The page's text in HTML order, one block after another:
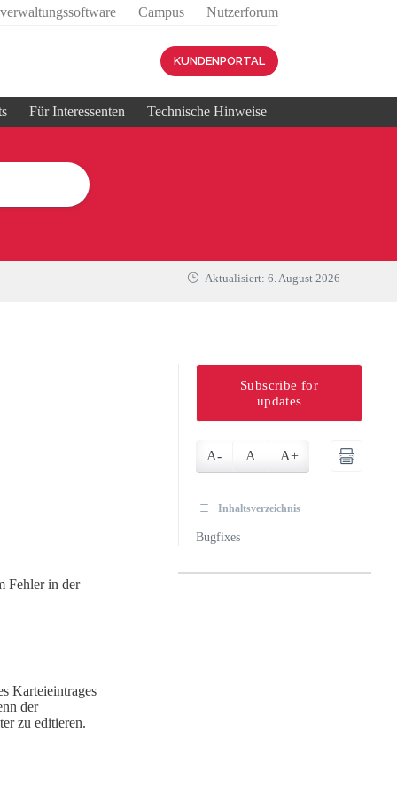
Campus Nutzerforum
KUNDENPORTAL
Für Interessenten Technische Hinweise
Aktualisiert: 6. August 2026
Fehler in der
Karteieintrages
der
zu editieren.
Subscribe for
updates
A- A A+
Inhaltsverzeichnis
Bugfixes